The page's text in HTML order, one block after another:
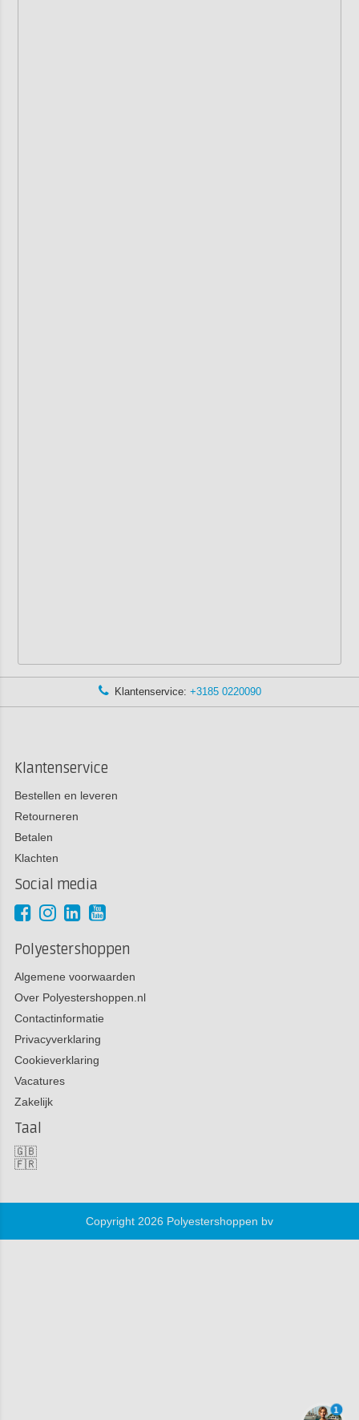
Klantenservice: +3185 0220090
Klantenservice
Bestellen en leveren
Retourneren
Betalen
Klachten
Social media
Polyestershoppen
Algemene voorwaarden
Over Polyestershoppen.nl
Contactinformatie
Privacyverklaring
Cookieverklaring
Vacatures
Zakelijk
Taal
🇬🇧
🇫🇷
Copyright 2026 Polyestershoppen bv
1